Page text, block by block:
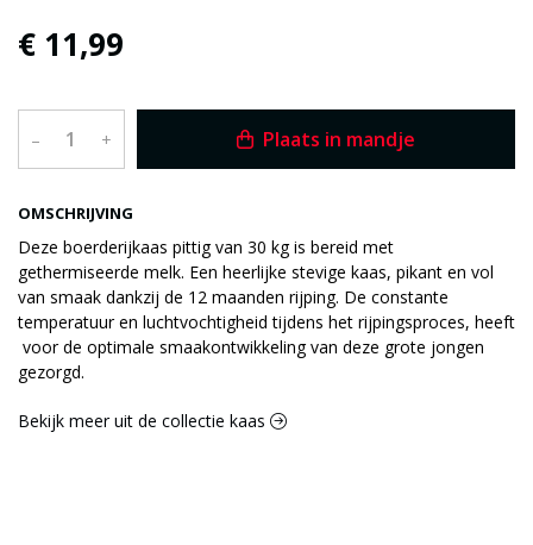
OMSCHRIJVING
Deze boerderijkaas pittig van 30 kg is bereid met
gethermiseerde melk. Een heerlijke stevige kaas, pikant en vol
van smaak dankzij de 12 maanden rijping. De constante
temperatuur en luchtvochtigheid tijdens het rijpingsproces, heeft
voor de optimale smaakontwikkeling van deze grote jongen
gezorgd.
€ 11,99
– + Plaats in mandje
Bekijk meer uit de collectie kaas